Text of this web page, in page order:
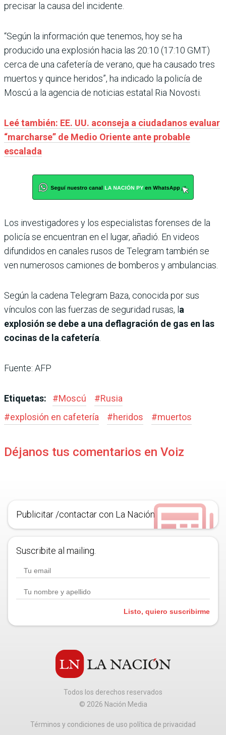
precisar la causa del incidente.
“Según la información que tenemos, hoy se ha
producido una explosión hacia las 20:10 (17:10 GMT)
cerca de una cafetería de verano, que ha causado tres
muertos y quince heridos”, ha indicado la policía de
Moscú a la agencia de noticias estatal Ria Novosti.
Leé también: EE. UU. aconseja a ciudadanos evaluar
“marcharse” de Medio Oriente ante probable
escalada
Los investigadores y los especialistas forenses de la
policía se encuentran en el lugar, añadió. En videos
difundidos en canales rusos de Telegram también se
ven numerosos camiones de bomberos y ambulancias.
Según la cadena Telegram Baza, conocida por sus
vínculos con las fuerzas de seguridad rusas, l a
explosión se debe a una deflagración de gas en las
cocinas de la cafetería.
Fuente: AFP
Etiquetas: #Moscú #Rusia
#explosión en cafetería #heridos #muertos
Déjanos tus comentarios en Voiz
Publicitar /contactar con La Nación
Suscribite al mailing.
Listo, quiero suscribirme
Todos los derechos reservados
© 2026 Nación Media
Términos y condiciones de uso política de privacidad